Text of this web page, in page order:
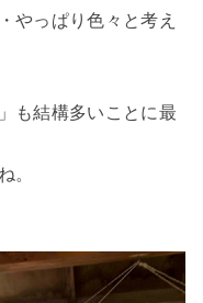
やっぱり色々と考え
も結構多いことに最
。